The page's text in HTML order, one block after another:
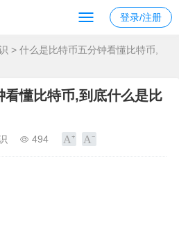
登录/注册
> 什么是比特币五分钟看懂比特币,
看懂比特币,到底什么是比
494